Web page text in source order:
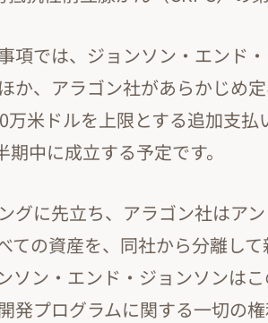
項では、ジョンソン・エンド
か、アラゴン社があらかじめ
万米ドルを上限とする追加支払
中に成立する予定です。
グに先立ち、アラゴン社はア
ての資産を、同社から分離し
ソン・エンド・ジョンソンは
発プログラムに関する一切の